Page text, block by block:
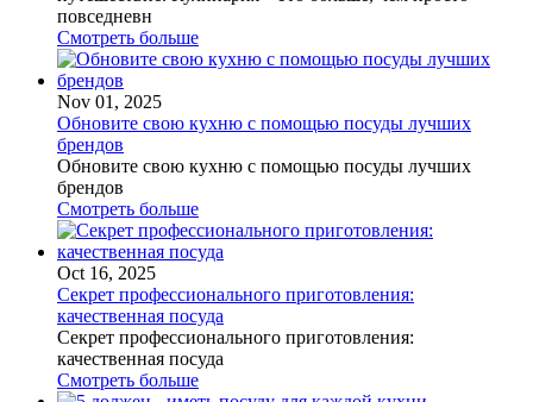
повседневн
Смотреть больше
Nov 01, 2025
Обновите свою кухню с помощью посуды лучших
брендов
Обновите свою кухню с помощью посуды лучших
брендов
Смотреть больше
Oct 16, 2025
Секрет профессионального приготовления:
качественная посуда
Секрет профессионального приготовления:
качественная посуда
Смотреть больше